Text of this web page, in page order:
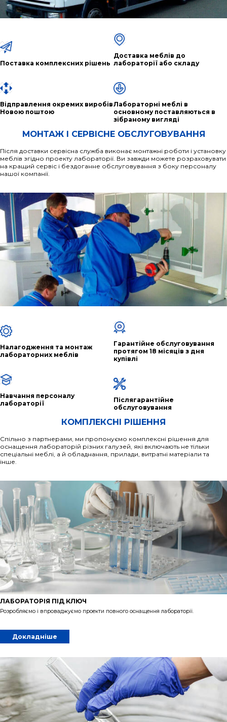
Поставка комплексних рішень
Відправлення окремих виробів
Новою поштою
Доставка меблів до
лабораторії або складу
Лабораторні меблі в
основному поставляються в
зібраному вигляді
МОНТАЖ І СЕРВІСНЕ ОБСЛУГОВУВАННЯ
Після доставки сервісна служба виконає монтажні роботи і установку
меблів згідно проекту лабораторії. Ви завжди можете розраховувати
на кращий сервіс і бездоганне обслуговування з боку персоналу
нашої компанії.
Налагодження та монтаж
лабораторних меблів
Навчання персоналу
лабораторії
Гарантійне обслуговування
протягом 18 місяців з дня
купівлі
Післягарантійне
обслуговування
КОМПЛЕКСНІ РІШЕННЯ
Спільно з партнерами, ми пропонуємо комплексні рішення для
оснащення лабораторій різних галузей, які включають не тільки
спеціальні меблі, а й обладнання, прилади, витратні матеріали та
інше.
ЛАБОРАТОРІЯ ПІД КЛЮЧ
Розробляємо і впроваджуємо проекти повного оснащення лабораторії.
Докладніше